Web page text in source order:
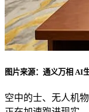
图片来源：通义万相 AI
空中的士、无人机